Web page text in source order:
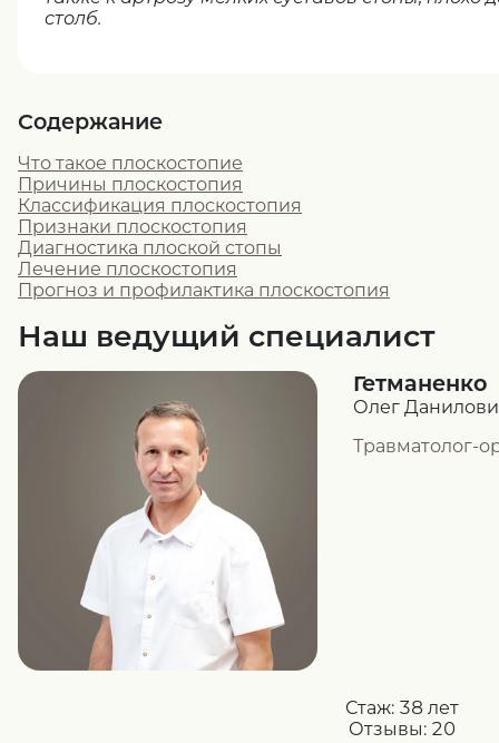
столб.
Содержание
Что такое плоскостопие
Причины плоскостопия
Классификация плоскостопия
Признаки плоскостопия
Диагностика плоской стопы
Лечение плоскостопия
Прогноз и профилактика плоскостопия
Наш ведущий специалист
Гетманенко
Олег
Травматолог-
Стаж: 38 лет
Отзывы: 20